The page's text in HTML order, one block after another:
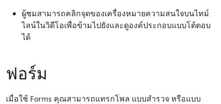
ผู้ชมสามารถคลิกจุดของเครื่องหมายความสนใจบนไทม์
ไลน์ในวิดีโอเพื่อข้ามไปยังและดูองค์ประกอบแบบโต้ตอบ
ได้
ฟอร์ม
เมื่อใช้ Forms คุณสามารถแทรกโพล แบบสํารวจ หรือแบบ